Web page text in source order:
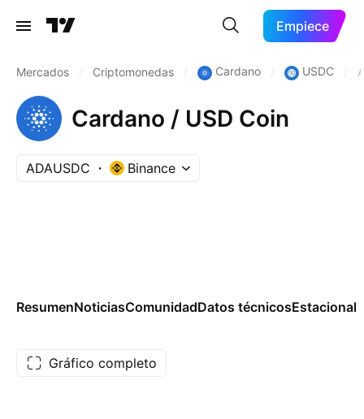
Empiece
Mercados Criptomonedas Cardano USDC
Cardano / USD Coin
ADAUSDC Binance
ResumenNoticiasComunidadDatos técnicos
Gráfico completo